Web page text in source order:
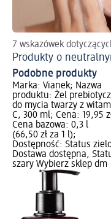
7 wskazówek
Produkty o
Podobne produkty
Marka: Vianek; Nazwa
produktu: Żel
do mycia twarzy z
C, 300 ml; Cena: 19,95
Cena bazowa: 0,3 l
(66,50 zł za 1 l);
Dostępność: Status
Dostawa dostępna,
szary Wybierz sklep dm